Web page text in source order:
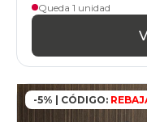
Queda 1 unidad
-5% | CÓDIGO: